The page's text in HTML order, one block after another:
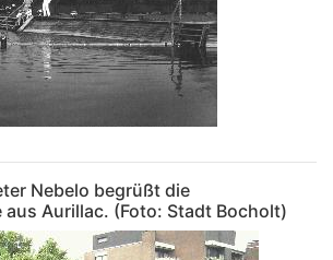
Nebelo begrüßt die
aus Aurillac. (Foto: Stadt Bocholt)